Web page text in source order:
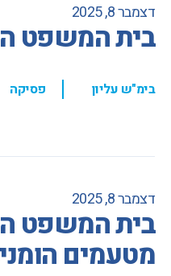
דצמבר 8, 2025
בית המשפט
בימ"ש עליון , פסיקה
דצמבר 8, 2025
בית המשפט
מטעמים